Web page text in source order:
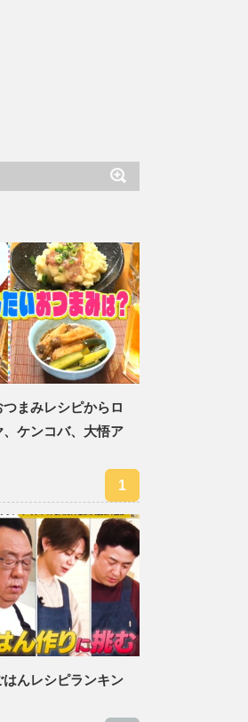
まみレシピからロ
ケンコバ、大悟ア
んレシピランキン